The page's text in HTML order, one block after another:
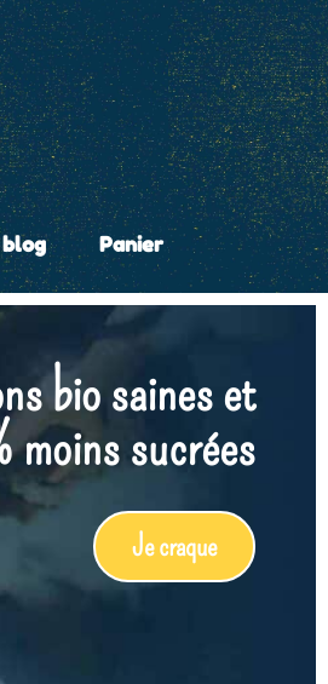
Panier
magiques !
Je découvre